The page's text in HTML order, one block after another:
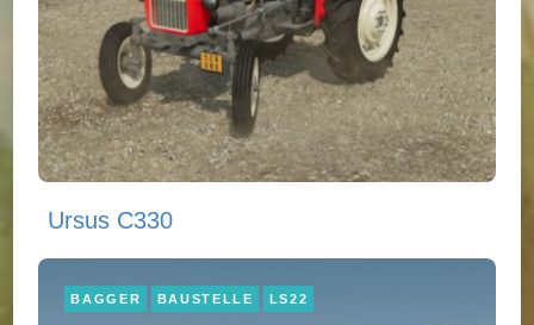
Ursus C330
BAGGER BAUSTELLE LS22